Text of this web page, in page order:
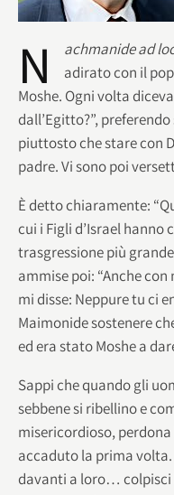
N achmanide ad
adirato con il
Moshe. Ogni volta
dall’Egitto?”,
piuttosto che stare con
padre. Vi sono poi
È detto chiaramente:
cui i Figli d’Israel hanno
trasgressione più
ammise poi: “Anche
mi disse: Neppure tu ci
Maimonide sostenere
ed era stato Moshe a
Sappi che quando gli
sebbene si ribellino e
misericordioso,
accaduto la prima volta.
davanti a loro… colpisci